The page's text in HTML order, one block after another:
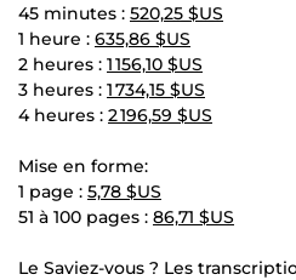
45 minutes : 520,25 $US
1 heure : 635,86 $US
2 heures : 1 156,10 $US
3 heures : 1 734,15 $US
4 heures : 2 196,59 $US
Mise en forme:
1 page : 5,78 $US
51 à 100 pages : 86,71 $US
Le Saviez-vous ? Les